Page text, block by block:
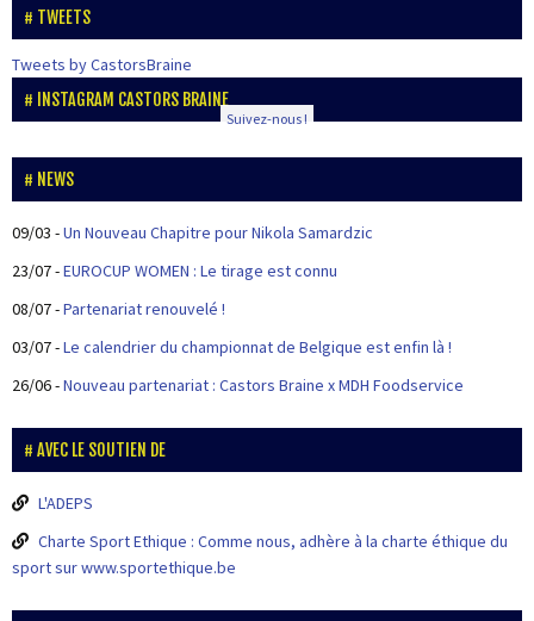
TWEETS
Tweets by CastorsBraine
INSTAGRAM CASTORS BRAINE
Suivez-nous !
NEWS
09/03 -Un Nouveau Chapitre pour Nikola Samardzic
23/07-EUROCUP WOMEN : Le tirage est connu
08/07-Partenariat renouvelé !
03/07-Le calendrier du championnat de Belgique est enfin là !
26/06-Nouveau partenariat : Castors Braine x MDH Foodservice
AVEC LE SOUTIEN DE
L'ADEPS
Charte Sport Ethique : Comme nous, adhère à la charte éthique du
sport sur www.sportethique.be